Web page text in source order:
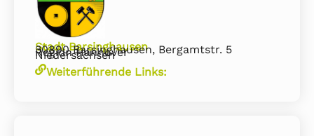
Stadt Barsinghausen
30890 Barsinghausen, Bergamtstr. 5
Region Hannover
Niedersachsen
Weiterführende Links: